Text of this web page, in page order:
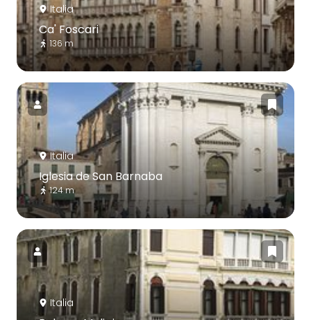
Italia
Ca' Foscari
136 m
Italia
Iglesia de San Barnaba
124 m
Italia